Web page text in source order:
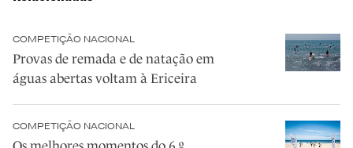
COMPETIÇÃO NACIONAL
Provas de remada e de natação em
águas abertas voltam à Ericeira
COMPETIÇÃO NACIONAL